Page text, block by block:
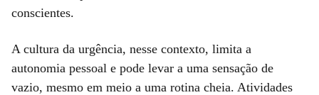
conscientes.
A cultura da urgência, nesse contexto, limita a
autonomia pessoal e pode levar a uma sensação de
vazio, mesmo em meio a uma rotina cheia. Atividades